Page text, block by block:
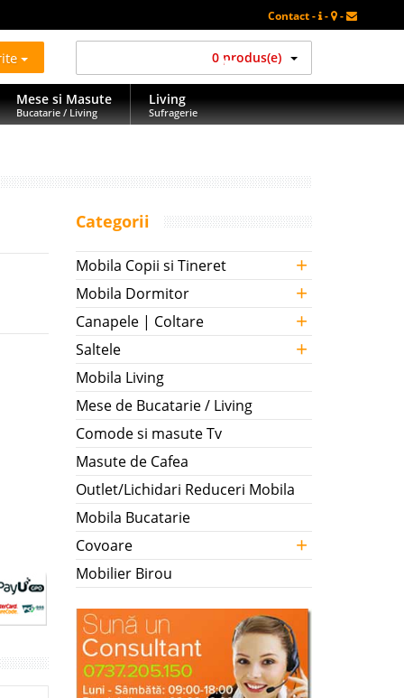
Contact - - -
0 produs(e)
Mese si Masute
Bucatarie / Living
Living
Sufragerie
Categorii
Mobila Copii si Tineret +
Mobila Dormitor +
Canapele | Coltare +
Saltele +
Mobila Living
Mese de Bucatarie / Living
Comode si masute Tv
Masute de Cafea
Outlet/Lichidari Reduceri Mobila
Mobila Bucatarie
Covoare
+
Mobilier Birou